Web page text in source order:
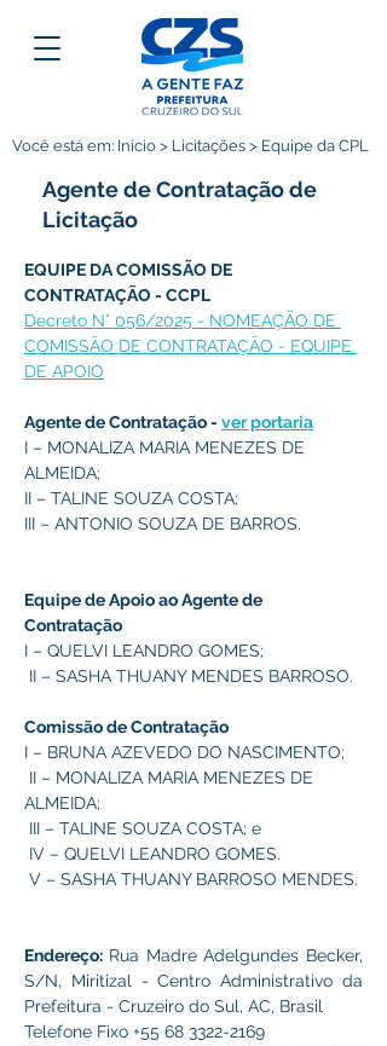
Você está em: Início > Licitações > Equipe da CPL
Agente de Contratação de
Licitação
EQUIPE DA COMISSÃO DE
CONTRATAÇÃO - CCPL
Decreto N° 056/2025 - NOMEAÇÃO DE
COMISSÃO DE CONTRATAÇÃO - EQUIPE
DE APOIO
Agente de Contratação - ver portaria
I – MONALIZA MARIA MENEZES DE
ALMEIDA;
II – TALINE SOUZA COSTA;
III – ANTONIO SOUZA DE BARROS.
Equipe de Apoio ao Agente de
Contratação
I – QUELVI LEANDRO GOMES;
II – SASHA THUANY MENDES BARROSO.
Comissão de Contratação
I – BRUNA AZEVEDO DO NASCIMENTO;
ALMEIDA;
III – TALINE SOUZA COSTA; e
IV – QUELVI LEANDRO GOMES.
V – SASHA THUANY BARROSO MENDES.
Endereço: Rua Madre Adelgundes Becker,
S/N, Miritizal - Centro Administrativo da
Prefeitura - Cruzeiro do Sul, AC, Brasil
Telefone Fixo +55 68 3322-2169